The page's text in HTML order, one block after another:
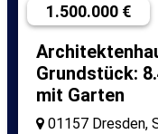
1.500.000 €
Grundstück:
mit Garten
01157 Dresden,